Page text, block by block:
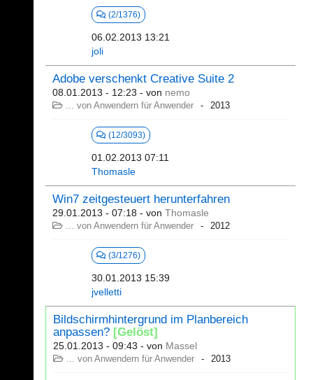
(2/1376)
06.02.2013 13:21
joli
Adobe verschenkt Creative Suite 2
08.01.2013 - 12:23 - von nemo
... von Anwendern für Anwender 2013
(12/3093)
01.02.2013 07:11
Thomasle
Win7 zeitgesteuert herunterfahren
29.01.2013 - 07:18 - von Thomasle
... von Anwendern für Anwender 2012
(3/1276)
30.01.2013 15:39
jvelletti
Bildschirmhintergrund im Planbereich
anpassen? [Gelöst]
25.01.2013 - 09:43 - von Massel
... von Anwendern für Anwender 2013